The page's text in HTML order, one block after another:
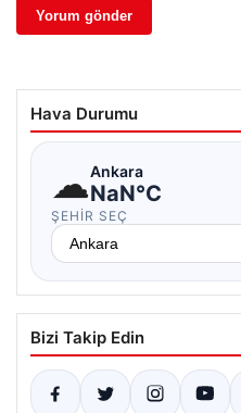
Hava Durumu
☁Ankara
NaN°C
ŞEHIR SEÇ
Bizi Takip Edin